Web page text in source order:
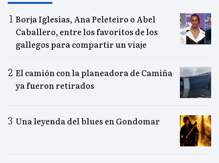
Borja Iglesias, Ana Peleteiro o Abel
Caballero, entre los favoritos de los
gallegos para compartir un viaje
El camión con la planeadora de Camiña
ya fueron retirados
Una leyenda del blues en Gondomar